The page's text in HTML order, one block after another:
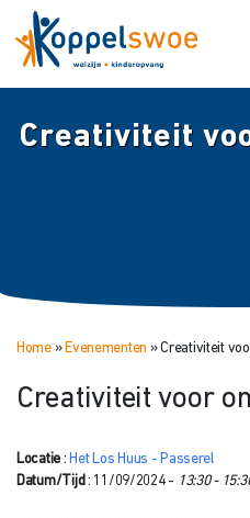
Creativiteit
Home» Evenementen »Creativiteit
Creativiteit voor
Locatie : Het Los Huus - Passerel
Datum/Tijd : 11/09/2024 - 13:30 -